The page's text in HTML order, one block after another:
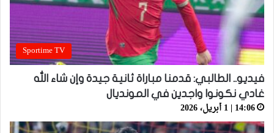
Sportime TV
فيديو.. الطالبي: قدمنا مباراة ثانية جيدة وإن شاء الله
غادي نكونوا واجدين في المونديال
14:06 | 1 أبريل، 2026